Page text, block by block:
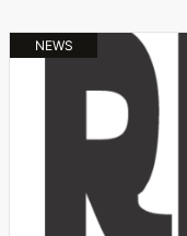
NEWS